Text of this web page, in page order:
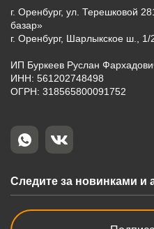
г. Оренбург, ул. Терешковой
базар»
г. Оренбург, Шарлыкское ш.,
ИП Буркеев Руслан
ИНН: 561202748498
ОГРН: 318565800091752
Следите за новинками и